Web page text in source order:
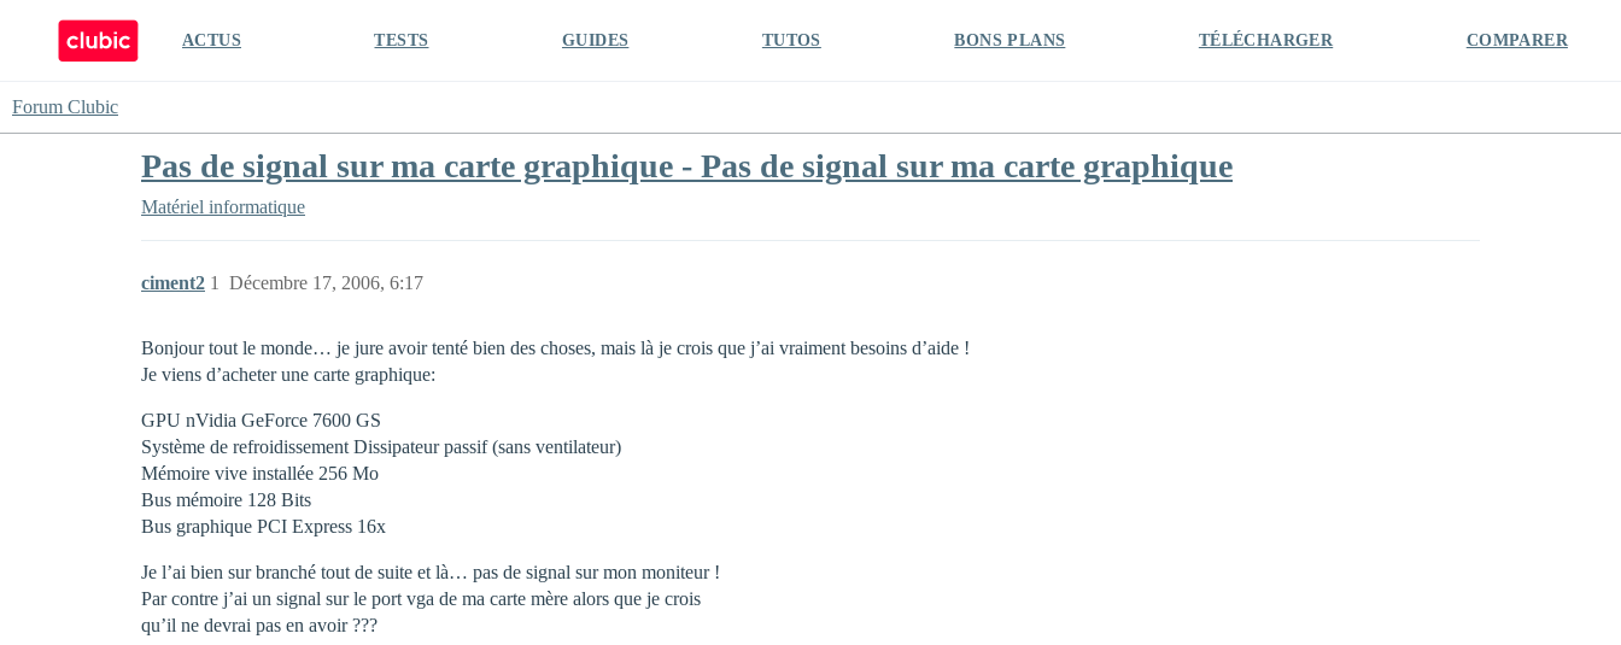
ACTUS TESTS GUIDES TUTOS BONS PLANS TÉLÉCHARGER COMPARER
Forum Clubic
Pas de signal sur ma carte graphique - Pas de signal sur ma carte graphique
Matériel informatique
ciment2 Décembre 17, 2006, 6:17
1
Bonjour tout le monde… je jure avoir tenté bien des choses, mais là je crois que j’ai vraiment besoins d’aide !
Je viens d’acheter une carte graphique:
GPU nVidia GeForce 7600 GS
Système de refroidissement Dissipateur passif (sans ventilateur)
Mémoire vive installée 256 Mo
Bus mémoire 128 Bits
Bus graphique PCI Express 16x
Je l’ai bien sur branché tout de suite et là… pas de signal sur mon moniteur !
Par contre j’ai un signal sur le port vga de ma carte mère alors que je crois
qu’il ne devrai pas en avoir ???